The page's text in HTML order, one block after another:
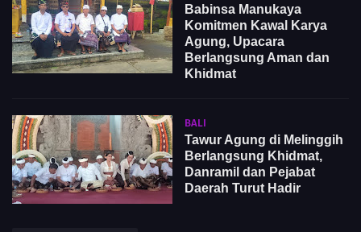
Babinsa Manukaya
Komitmen Kawal Karya
Agung, Upacara
Berlangsung Aman dan
Khidmat
BALI
Tawur Agung di Melinggih
Berlangsung Khidmat,
Danramil dan Pejabat
Daerah Turut Hadir